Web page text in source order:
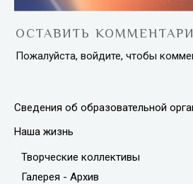
ОСТАВИТЬ
Пожалуйста, войдите, чтобы
Сведения об образовательной
Наша жизнь
Творческие коллективы
Галерея - Архив